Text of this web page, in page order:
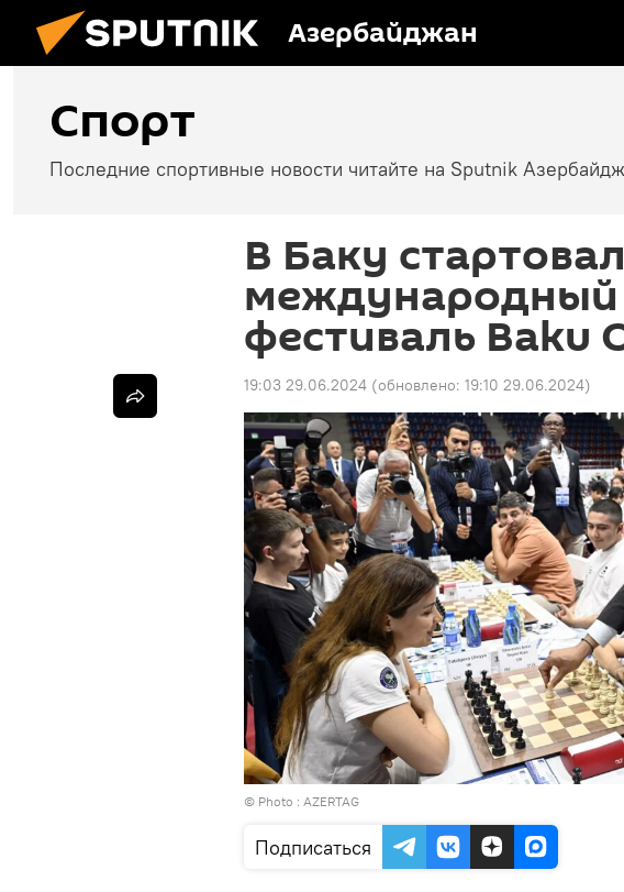
Азербайджан
Спорт
Последние спортивные новости читайте на Sputnik
В Баку стартовал
фестиваль Baku
19:03 29.06.2024 (обновлено: 19:10 29.06.2024)
© Photo : AZERTAG
Подписаться